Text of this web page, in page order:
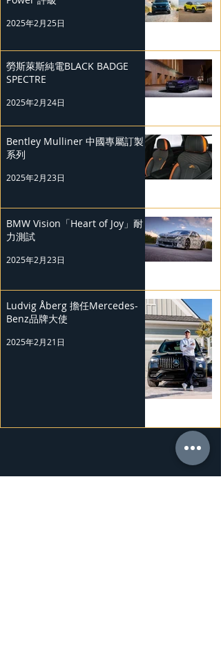
2025年2月25日
勞斯萊斯純電BLACK BADGE
SPECTRE
2025年2月24日
Bentley Mulliner 中國專屬訂製
系列
2025年2月23日
BMW Vision「Heart of Joy」耐
力測試
2025年2月23日
Ludvig Åberg 擔任Mercedes-
Benz品牌大使
2025年2月21日